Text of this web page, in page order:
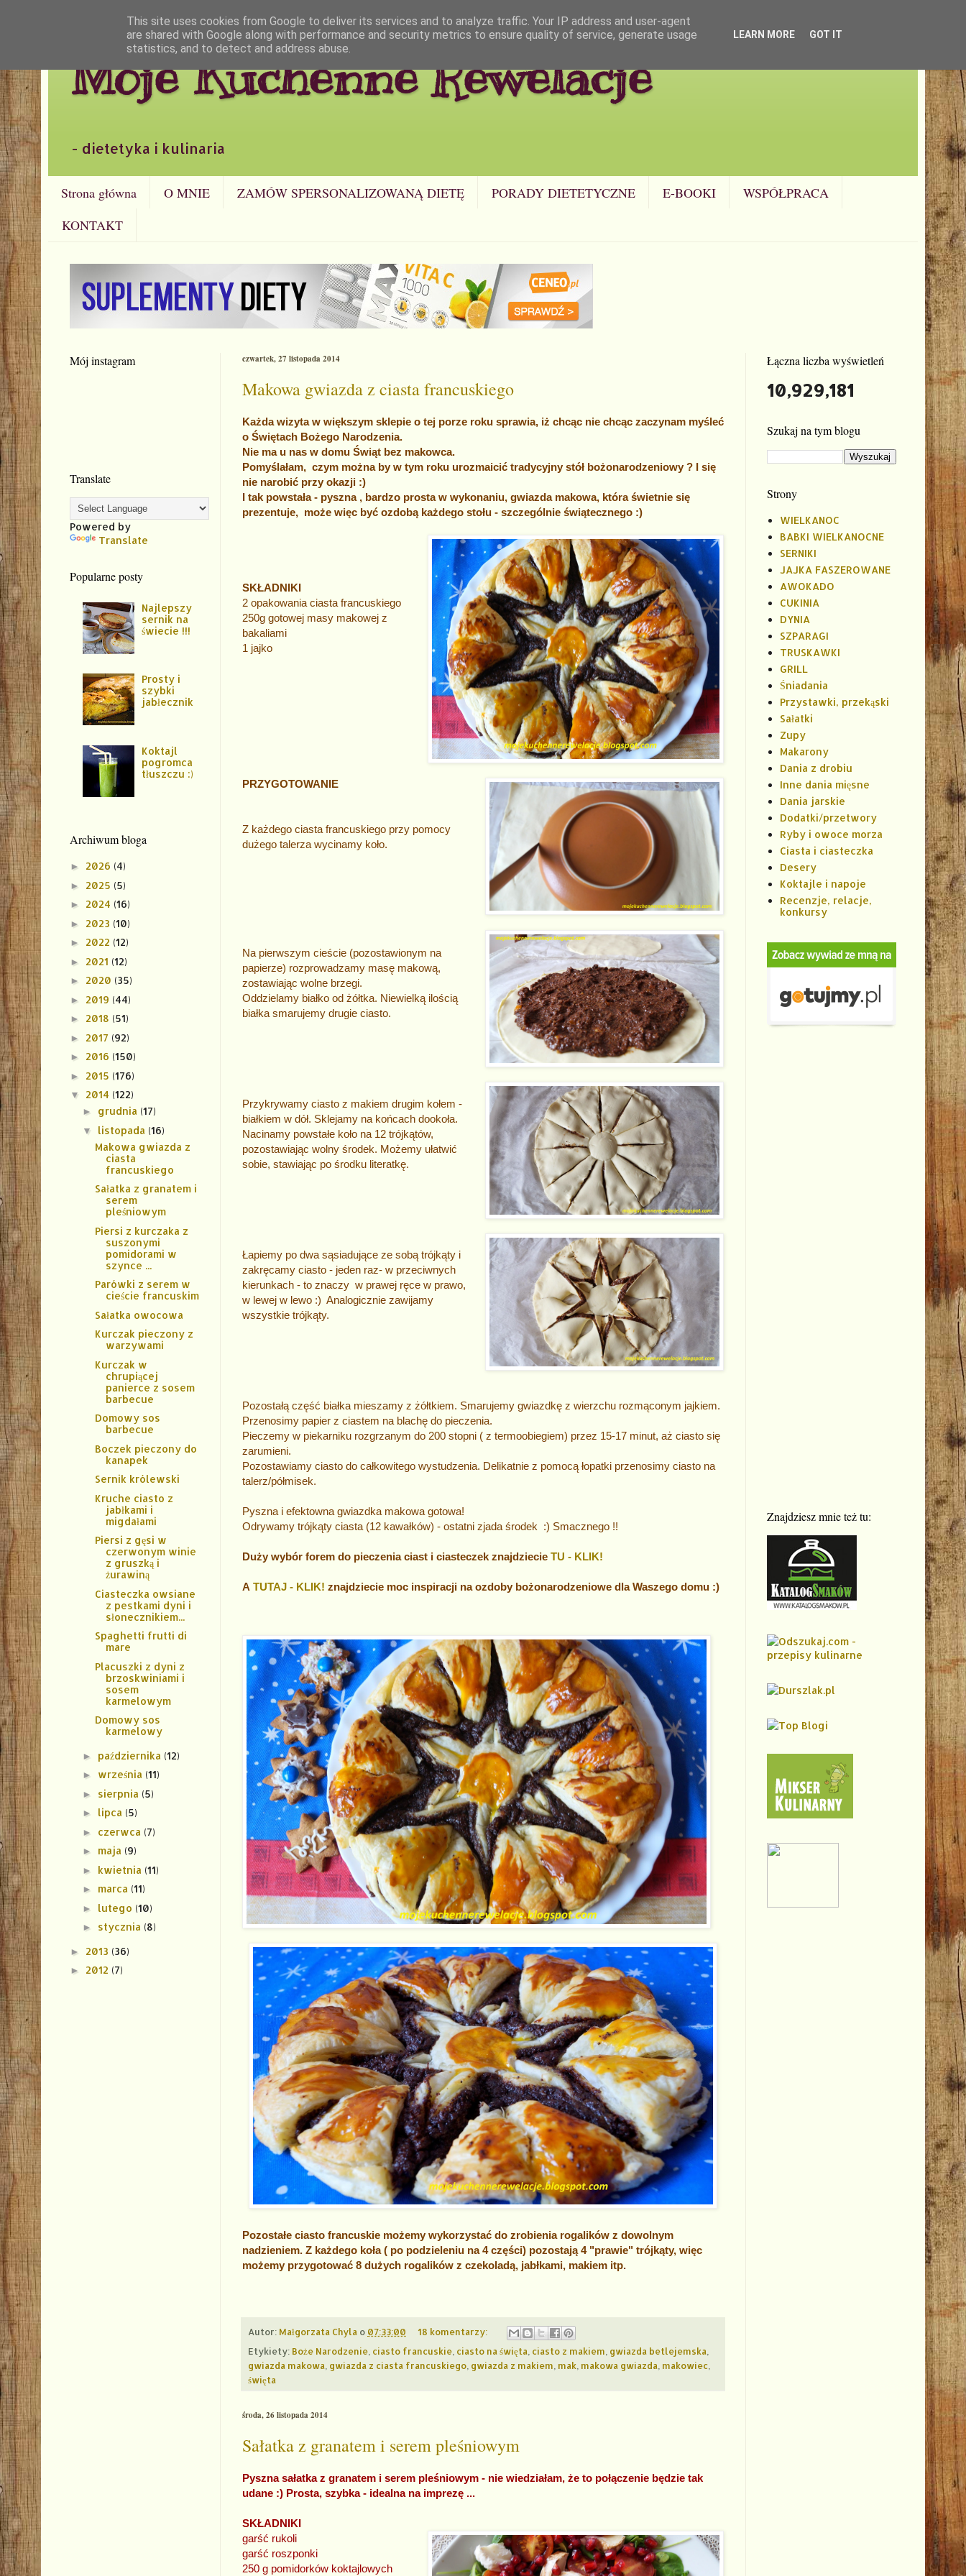
Moje Kuchenne Rewelacje
- dietetyka i kulinaria
Strona główna O MNIE ZAMÓW SPERSONALIZOWANĄ DIETĘ PORADY DIETETYCZNE E-BOOKI
WSPÓŁPRACA
KONTAKT
czwartek, 27 listopada 2014
Makowa gwiazda z ciasta francuskiego
Każda wizyta w większym sklepie o tej porze roku sprawia, iż chcąc nie chcąc zaczynam myśleć
o Świętach Bożego Narodzenia.
Nie ma u nas w domu Świąt bez makowca.
Pomyślałam, czym można by w tym roku urozmaicić tradycyjny stół bożonarodzeniowy ? I się
nie narobić przy okazji :)
I tak powstała - pyszna , bardzo prosta w wykonaniu, gwiazda makowa, która świetnie się
prezentuje, może więc być ozdobą każdego stołu - szczególnie świątecznego :)
SKŁADNIKI
2 opakowania ciasta francuskiego
250g gotowej masy makowej z
bakaliami
1 jajko
PRZYGOTOWANIE
Z każdego ciasta francuskiego przy pomocy
dużego talerza wycinamy koło.
Na pierwszym cieście (pozostawionym na
papierze) rozprowadzamy masę makową,
zostawiając wolne brzegi.
Oddzielamy białko od żółtka. Niewielką ilością
białka smarujemy drugie ciasto.
Przykrywamy ciasto z makiem drugim kołem -
białkiem w dół. Sklejamy na końcach dookoła.
Nacinamy powstałe koło na 12 trójkątów,
pozostawiając wolny środek. Możemy ułatwić
sobie, stawiając po środku literatkę.
Łapiemy po dwa sąsiadujące ze sobą trójkąty i
zakręcamy ciasto - jeden raz- w przeciwnych
kierunkach - to znaczy w prawej ręce w prawo,
w lewej w lewo :) Analogicznie zawijamy
wszystkie trójkąty.
Pozostałą część białka mieszamy z żółtkiem. Smarujemy gwiazdkę z wierzchu rozmąconym jajkiem.
Przenosimy papier z ciastem na blachę do pieczenia.
Pieczemy w piekarniku rozgrzanym do 200 stopni ( z termoobiegiem) przez 15-17 minut, aż ciasto się
zarumieni.
Pozostawiamy ciasto do całkowitego wystudzenia. Delikatnie z pomocą łopatki przenosimy ciasto na
talerz/półmisek.
Pyszna i efektowna gwiazdka makowa gotowa!
Odrywamy trójkąty ciasta (12 kawałków) - ostatni zjada środek :) Smacznego !!
Duży wybór forem do pieczenia ciast i ciasteczek znajdziecie TU - KLIK!
A TUTAJ - KLIK! znajdziecie moc inspiracji na ozdoby bożonarodzeniowe dla Waszego domu :)
Pozostałe ciasto francuskie możemy wykorzystać do zrobienia rogalików z dowolnym
nadzieniem. Z każdego koła ( po podzieleniu na 4 części) pozostają 4 "prawie" trójkąty, więc
możemy przygotować 8 dużych rogalików z czekoladą, jabłkami, makiem itp.
Autor: Małgorzata Chyla o 07:33:00
18 komentarzy:
Etykiety: Boże Narodzenie ciasto francuskie ciasto na święta ciasto z makiem gwiazda betlejemska
gwiazda makowa gwiazda z ciasta francuskiego gwiazda z makiem mak makowa gwiazda makowiec
święta
środa, 26 listopada 2014
Sałatka z granatem i serem pleśniowym
Pyszna sałatka z granatem i serem pleśniowym - nie wiedziałam, że to połączenie będzie tak
udane :) Prosta, szybka - idealna na imprezę ...
SKŁADNIKI
garść rukoli
garść roszponki
250 g pomidorków koktajlowych
Mój instagram
Translate
Powered by
Translate
Popularne posty
Najlepszy
sernik na
świecie !!!
Prosty i
szybki
jabłecznik
Koktajl
pogromca
tłuszczu :)
Archiwum bloga
► 2026 (4)
► 2025 (5)
► 2024 (16)
► 2023 (10)
► 2022 (12)
► 2021 (12)
► 2020 (35)
► 2019 (44)
► 2018 (51)
► 2017 (92)
► 2016 (150)
► 2015 (176)
▼ 2014 (122)
► grudnia (17)
▼ listopada (16)
Makowa gwiazda z
ciasta
francuskiego
Sałatka z granatem i
serem
pleśniowym
Piersi z kurczaka z
suszonymi
pomidorami w
szynce ...
Parówki z serem w
cieście francuskim
Sałatka owocowa
Kurczak pieczony z
warzywami
Kurczak w
chrupiącej
panierce z sosem
barbecue
Domowy sos
barbecue
Boczek pieczony do
kanapek
Sernik królewski
Kruche ciasto z
jabłkami i
migdałami
Piersi z gęsi w
czerwonym winie
z gruszką i
żurawiną
Ciasteczka owsiane
z pestkami dyni i
słonecznikiem...
Spaghetti frutti di
mare
Placuszki z dyni z
brzoskwiniami i
sosem
karmelowym
Domowy sos
karmelowy
► października (12)
► września (11)
► sierpnia (5)
► lipca (5)
► czerwca (7)
► maja (9)
► kwietnia (11)
► marca (11)
► lutego (10)
► stycznia (8)
► 2013 (36)
► 2012 (7)
Łączna liczba wyświetleń
10,929,181
Szukaj na tym blogu
Strony
WIELKANOC
BABKI WIELKANOCNE
SERNIKI
JAJKA FASZEROWANE
AWOKADO
CUKINIA
DYNIA
SZPARAGI
TRUSKAWKI
GRILL
Śniadania
Przystawki, przekąski
Sałatki
Zupy
Makarony
Dania z drobiu
Inne dania mięsne
Dania jarskie
Dodatki/przetwory
Ryby i owoce morza
Ciasta i ciasteczka
Desery
Koktajle i napoje
Recenzje, relacje,
konkursy
Znajdziesz mnie też tu:
This site uses cookies from Google to deliver its services and to analyze traffic. Your IP address and user-agent
are shared with Google along with performance and security metrics to ensure quality of service, generate usage
statistics, and to detect and address abuse.
LEARN MORE GOT IT